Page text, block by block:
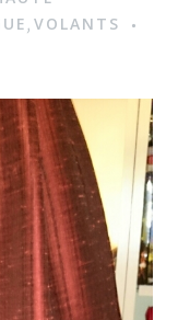
,VOLANTS